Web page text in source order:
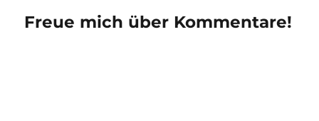
Freue mich über Kommentare!